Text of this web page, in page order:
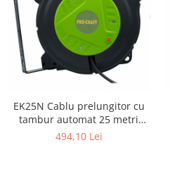
Unelte manuale de gradina -
Stropitori
Folie si plase pt plante
Masini de maturat manuale
Pentru Casa si Camping
Aragaze, plite, piese butelii de
EK25N Cablu prelungitor cu
tambur automat 25 metri
PROCRAFT
494,10 Lei